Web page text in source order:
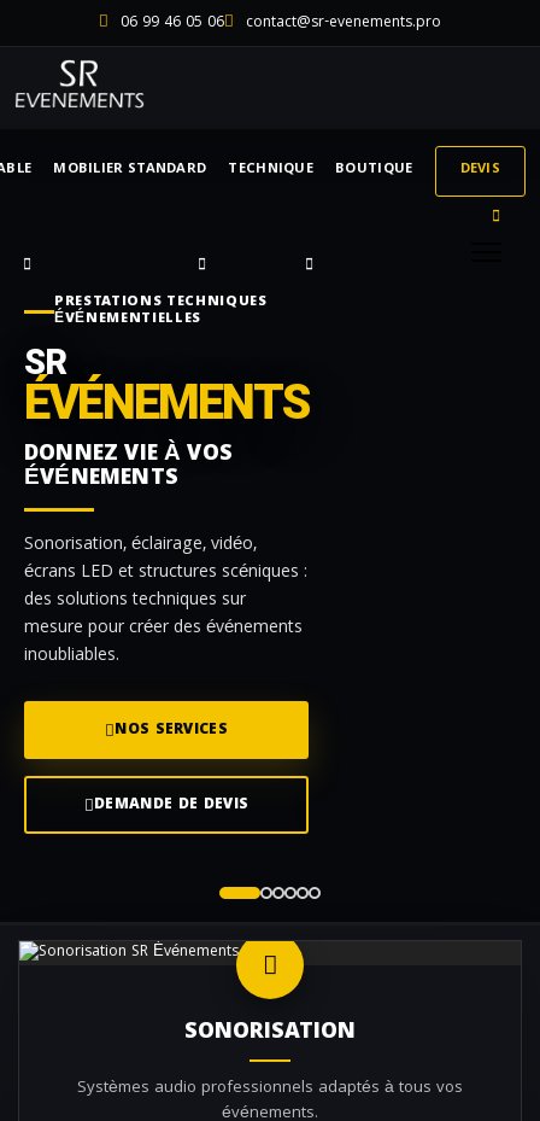
06 99 46 05 06 contact@sr-evenements.pro
MOBILIER STANDARD TECHNIQUE BOUTIQUE DEVIS
PRESTATIONS TECHNIQUES
ÉVÉNEMENTIELLES
SR
ÉVÉNEMENTS
DONNEZ VIE À VOS
ÉVÉNEMENTS
Sonorisation, éclairage, vidéo,
écrans LED et structures scéniques :
des solutions techniques sur
mesure pour créer des événements
inoubliables.
NOS SERVICES
DEMANDE DE DEVIS
SONORISATION
Systèmes audio professionnels adaptés à tous vos
événements.